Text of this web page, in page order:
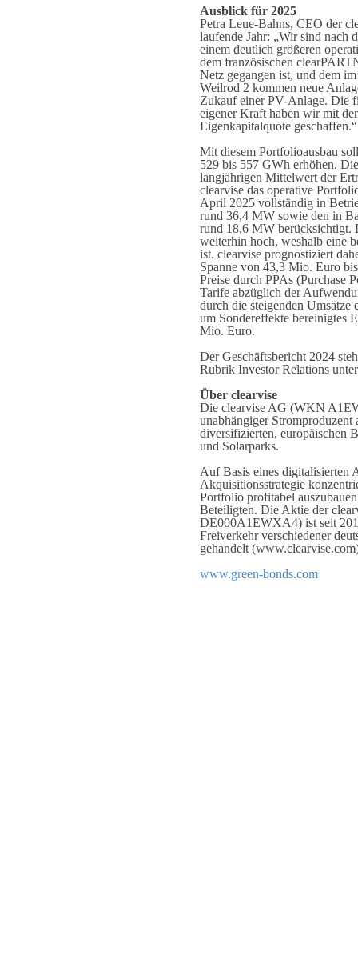
Ausblick für 2025
Petra Leue-Bahns, CEO der
laufende Jahr: „Wir sind nach
einem deutlich größeren
dem französischen
Netz gegangen ist, und dem
Weilrod 2 kommen neue
Zukauf einer PV-Anlage. Die
eigener Kraft haben wir mit
Eigenkapitalquote geschaffen.“
Mit diesem Portfolioausbau
529 bis 557 GWh erhöhen.
langjährigen Mittelwert der
clearvise das operative
April 2025 vollständig in
rund 36,4 MW sowie den in
rund 18,6 MW berücksichtigt.
weiterhin hoch, weshalb eine
ist. clearvise prognostiziert
Spanne von 43,3 Mio. Euro
Preise durch PPAs (Purchase
Tarife abzüglich der
durch die steigenden Umsätze
um Sondereffekte
Mio. Euro.
Der Geschäftsbericht 2024
Rubrik Investor Relations
Über clearvise
Die clearvise AG (WKN
unabhängiger Stromproduzent
diversifizierten, europäischen
und Solarparks.
Auf Basis eines digitalisierten
Akquisitionsstrategie
Portfolio profitabel
Beteiligten. Die Aktie der
DE000A1EWXA4) ist seit
Freiverkehr verschiedener
gehandelt
www.green-bonds.com